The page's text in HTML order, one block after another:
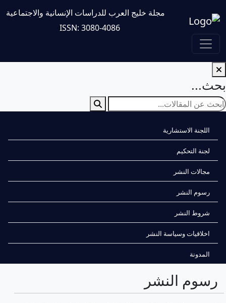
مجلة خليج العرب للدراسات الإنسانية والاجتماعية
ISSN: 3080-4086
بحث...
اللجنة الاستشارية
لجنة التحكيم
مجالات النشر
رسوم النشر
شروط النشر
اخلاقيات وسياسة النشر
المدونة
رسوم النشر